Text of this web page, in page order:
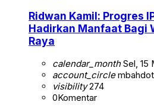
Ridwan Kamil: Progres
Hadirkan Manfaat Bagi
Raya
calendar_monthSel, 15
account_circlembahdot
visibility274
0Komentar